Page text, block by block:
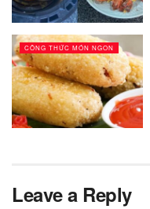
CÔNG THỨC MÓN NGON
Leave a Reply